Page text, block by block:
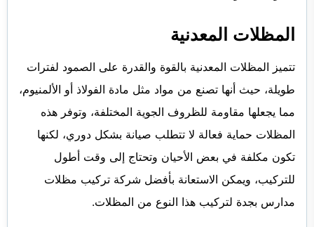
المظلات المعدنية
تتميز المظلات المعدنية بالقوة والقدرة على الصمود لفترات
طويلة، حيث أنها تصنع من مواد مثل مادة الفولاذ أو الألمنيوم،
مما يجعلها مقاومة للظروف الجوية المختلفة، وتوفر هذه
المظلات حماية فعالة لا تتطلب صيانة بشكل دوري، لكنها
تكون مكلفة في بعض الأحيان وتحتاج إلى وقت أطول
للتركيب، ويمكن الاستعانة بأفضل شركة تركيب مظلات
مدارس بجدة لتركيب هذا النوع من المظلات.